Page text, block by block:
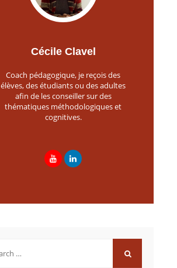
Cécile Clavel
Coach pédagogique, je reçois des
élèves, des étudiants ou des adultes
afin de les conseiller sur des
thématiques méthodologiques et
cognitives.